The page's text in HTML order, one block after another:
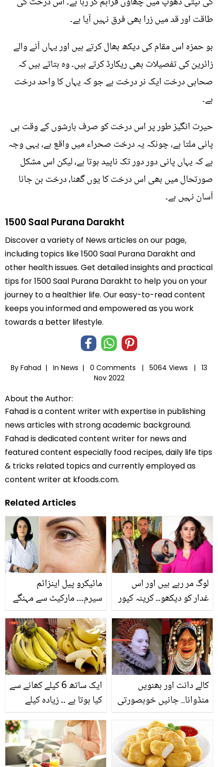
طاقت اور قد میں زرا بھی فرق نہیں آیا ہے۔
بو حمزہ اس مقام کی دیکھ بھال کرتے ہیں اور یہاں آنے والے
زائرین کی تفصیلات بھی ریکارڈ کرتے ہیں۔ وہ بتاتے ہیں کہ
صحابی درخت ایک نر درخت ہے جو کہ یہاں کا واحد درخت
ہے۔
حیرت انگیز طور پر اس درخت کو صرف بارشوں کے وقت ہی
پانی ملتا ہے، چونکہ یہ درخت صحراء میں واقع ہے، یہی وجہ
ہے کہ یہاں پانی دور دور تک ناپید ہوتا ہے، لیکن اس مشکل
صورتحال میں بھی اس درخت کا یوں گھنا، درخت بن جانا
آسان نہیں ہے۔
1500 Saal Purana Darakht
Discover a variety of News articles on our page,
including topics like 1500 Saal Purana Darakht and
other health issues. Get detailed insights and practical
tips for 1500 Saal Purana Darakht to help you on your
journey to a healthier life. Our easy-to-read content
keeps you informed and empowered as you work
towards a better lifestyle.
By Fahad | In News | 0 Comments | 5064 Views |
13
Nov 2022
About the Author:
Fahad is a content writer with expertise in publishing
news articles with strong academic background.
Fahad is dedicated content writer for news and
featured content especially food recipes, daily life tips
& tricks related topics and currently employed as
content writer at kfoods.com.
Related Articles
مائیکرو پیل اینزائم
سیرم۔۔۔ مارکیٹ سے مہنگے
اب گھر میں کریں چہرے
کی جھریوں کا فوری
خاتمہ۔۔ ڈاکٹر بتول اشرف
کا فارمولا
لوگ مر رہے ہیں اور اس
غدار کو دیکھو۔۔ کرینہ کپور
ساتھ سیر سپاٹے! بھارتی
صارفین جل بُھن گئے
ایک ساتھ 6 کیلے کھانے سے
کیا ہوتا ہے ۔۔ زیادہ کیلے
کیسے اثرات مرتب ہوتے
ہیں؟ جانئے
کالے دانت اور بھنویں
منڈوانا.. جانیں خوبصورتی
کس جگہ موجود ہیں؟